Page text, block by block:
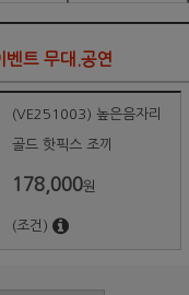
벤트 무대.공연
(VE251003) 높은음자리
골드 핫픽스 조끼
178,000원
(조건)